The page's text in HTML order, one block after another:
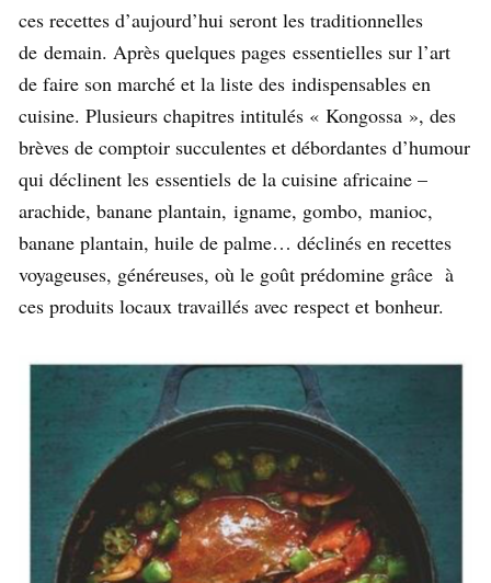
ces recettes d’aujourd’hui seront les traditionnelles
de demain. Après quelques pages essentielles sur l’art
de faire son marché et la liste des indispensables en
cuisine. Plusieurs chapitres intitulés « Kongossa », des
brèves de comptoir succulentes et débordantes d’humour
qui déclinent les essentiels de la cuisine africaine –
arachide, banane plantain, igname, gombo, manioc,
banane plantain, huile de palme… déclinés en recettes
voyageuses, généreuses, où le goût prédomine grâce à
ces produits locaux travaillés avec respect et bonheur.